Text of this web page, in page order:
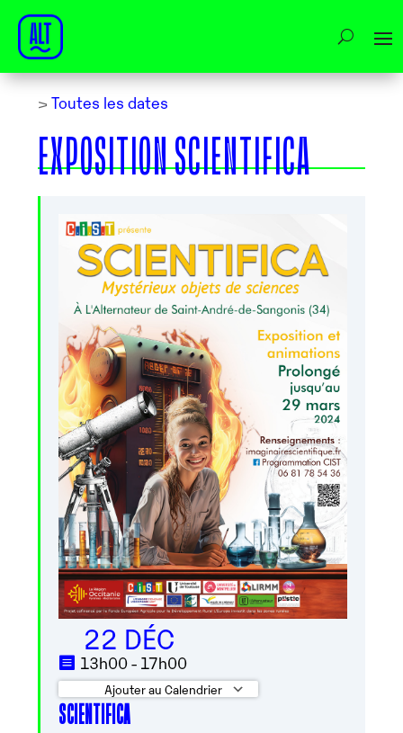
> Toutes les dates
EXPOSITION SCIENTIFICA
22 DÉC
13h00 - 17h00
Ajouter au Calendrier
Télécharger ICS
SCIENTIFICA